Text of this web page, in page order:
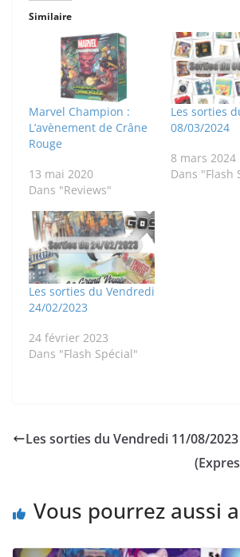
Similaire
Marvel Champion :
L’avènement de Crâne
Rouge
13 mai 2020
Dans "Reviews"
Les sorties
08/03/2024
8 mars 2024
Dans "Flash
Les sorties du Vendredi
24/02/2023
24 février 2023
Dans "Flash Spécial"
Les sorties du Vendredi 11/08/2023
Vous pourrez aussi